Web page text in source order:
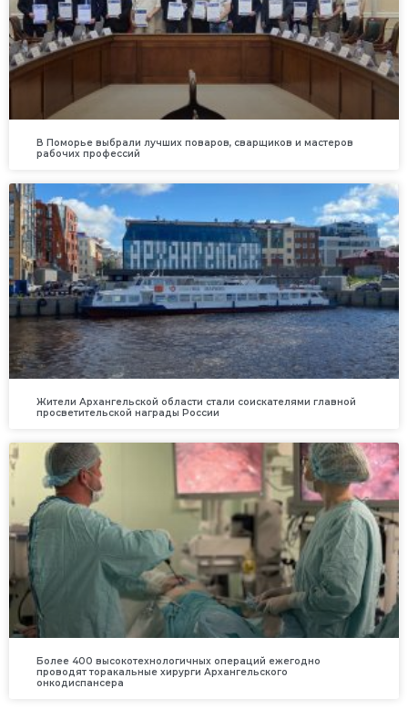
В Поморье выбрали лучших поваров, сварщиков и мастеров
рабочих профессий
Жители Архангельской области стали соискателями главной
просветительской награды России
Более 400 высокотехнологичных операций ежегодно
проводят торакальные хирурги Архангельского
онкодиспансера